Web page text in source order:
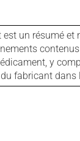
un résumé
y
fabricant